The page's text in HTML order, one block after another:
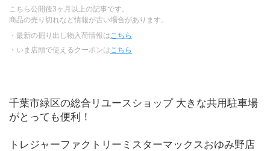
こちら公開後3ヶ月以上の記事です。
商品の売り切れなど情報が古い場合があります。
・最新の掘り出し物入荷情報は こちら
・いま店頭で使えるクーポンは こちら
千葉市緑区の総合リユースショップ 大きな共用駐車場
がとっても便利！
トレジャーファクトリーミスターマックスおゆみ野店